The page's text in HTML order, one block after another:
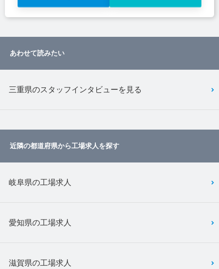
あわせて読みたい
三重県のスタッフインタビューを見る
近隣の都道府県から工場求人を探す
岐阜県の工場求人
愛知県の工場求人
滋賀県の工場求人